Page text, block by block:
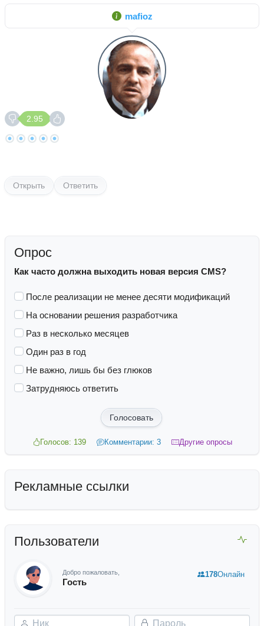
mafioz
2.95
Открыть Ответить
Опрос
Как часто должна выходить новая версия CMS?
После реализации не менее десяти модификаций
На основании решения разработчика
Раз в несколько месяцев
Один раз в год
Не важно, лишь бы без глюков
Затрудняюсь ответить
Голосовать
Голосов: 139 Комментарии: 3 Другие опросы
Рекламные ссылки
Пользователи
Добро пожаловать,
Гость
Ник Пароль
178Онлайн